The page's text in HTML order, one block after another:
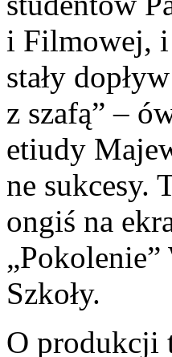
i Filmowej,
stały
z szafą” –
etiudy
ne sukcesy.
ongiś na
„Pokolenie”
Szkoły.
O produkcji